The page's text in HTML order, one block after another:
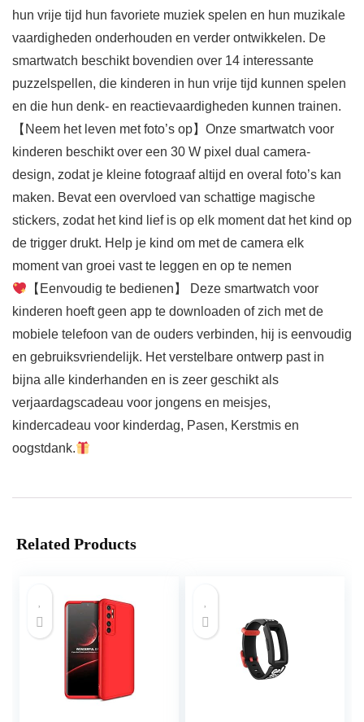
hun vrije tijd hun favoriete muziek spelen en hun muzikale
vaardigheden onderhouden en verder ontwikkelen. De
smartwatch beschikt bovendien over 14 interessante
puzzelspellen, die kinderen in hun vrije tijd kunnen spelen
en die hun denk- en reactievaardigheden kunnen trainen.
【Neem het leven met foto’s op】Onze smartwatch voor
kinderen beschikt over een 30 W pixel dual camera-
design, zodat je kleine fotograaf altijd en overal foto’s kan
maken. Bevat een overvloed van schattige magische
stickers, zodat het kind lief is op elk moment dat het kind op
de trigger drukt. Help je kind om met de camera elk
moment van groei vast te leggen en op te nemen
【Eenvoudig te bedienen】 Deze smartwatch voor
kinderen hoeft geen app te downloaden of zich met de
mobiele telefoon van de ouders verbinden, hij is eenvoudig
en gebruiksvriendelijk. Het verstelbare ontwerp past in
bijna alle kinderhanden en is zeer geschikt als
verjaardagscadeau voor jongens en meisjes,
kindercadeau voor kinderdag, Pasen, Kerstmis en
oogstdank.
Related Products